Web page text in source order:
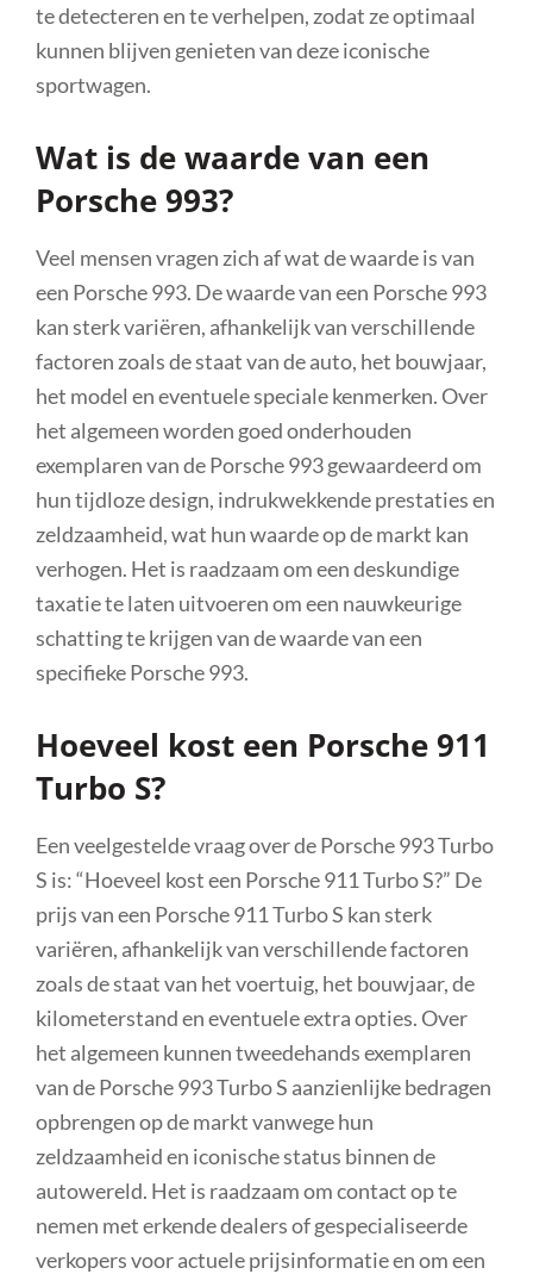
te detecteren en te verhelpen, zodat ze optimaal
kunnen blijven genieten van deze iconische
sportwagen.
Wat is de waarde van een
Porsche 993?
Veel mensen vragen zich af wat de waarde is van
een Porsche 993. De waarde van een Porsche 993
kan sterk variëren, afhankelijk van verschillende
factoren zoals de staat van de auto, het bouwjaar,
het model en eventuele speciale kenmerken. Over
het algemeen worden goed onderhouden
exemplaren van de Porsche 993 gewaardeerd om
hun tijdloze design, indrukwekkende prestaties en
zeldzaamheid, wat hun waarde op de markt kan
verhogen. Het is raadzaam om een ​​deskundige
taxatie te laten uitvoeren om een nauwkeurige
schatting te krijgen van de waarde van een
specifieke Porsche 993.
Hoeveel kost een Porsche 911
Turbo S?
Een veelgestelde vraag over de Porsche 993 Turbo
S is: “Hoeveel kost een Porsche 911 Turbo S?” De
prijs van een Porsche 911 Turbo S kan sterk
variëren, afhankelijk van verschillende factoren
zoals de staat van het voertuig, het bouwjaar, de
kilometerstand en eventuele extra opties. Over
het algemeen kunnen tweedehands exemplaren
van de Porsche 993 Turbo S aanzienlijke bedragen
opbrengen op de markt vanwege hun
zeldzaamheid en iconische status binnen de
autowereld. Het is raadzaam om contact op te
nemen met erkende dealers of gespecialiseerde
verkopers voor actuele prijsinformatie en om een